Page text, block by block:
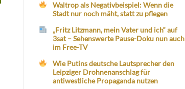
Waltrop als Negativbeispiel: Wenn die
Stadt nur noch mäht, statt zu pflegen
„Fritz Litzmann, mein Vater und ich“ auf
3sat – Sehenswerte Pause-Doku nun auch
im Free-TV
Wie Putins deutsche Lautsprecher den
Leipziger Drohnenanschlag für
antiwestliche Propaganda nutzen